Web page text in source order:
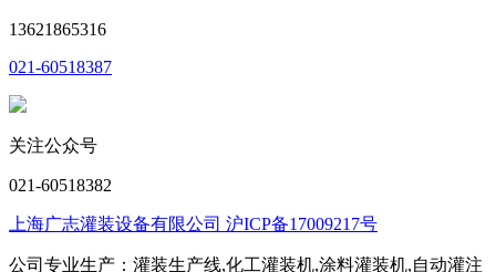
13621865316
021-60518387
关注公众号
021-60518382
上海广志灌装设备有限公司 沪ICP备17009217号
公司专业生产：灌装生产线,化工灌装机,涂料灌装机,自动灌注